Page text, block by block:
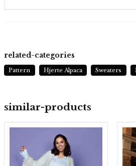
similar-products
related-categories
Pattern Hjerte Alpaca Sweaters